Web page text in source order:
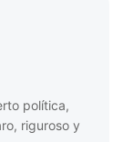
política,
riguroso y